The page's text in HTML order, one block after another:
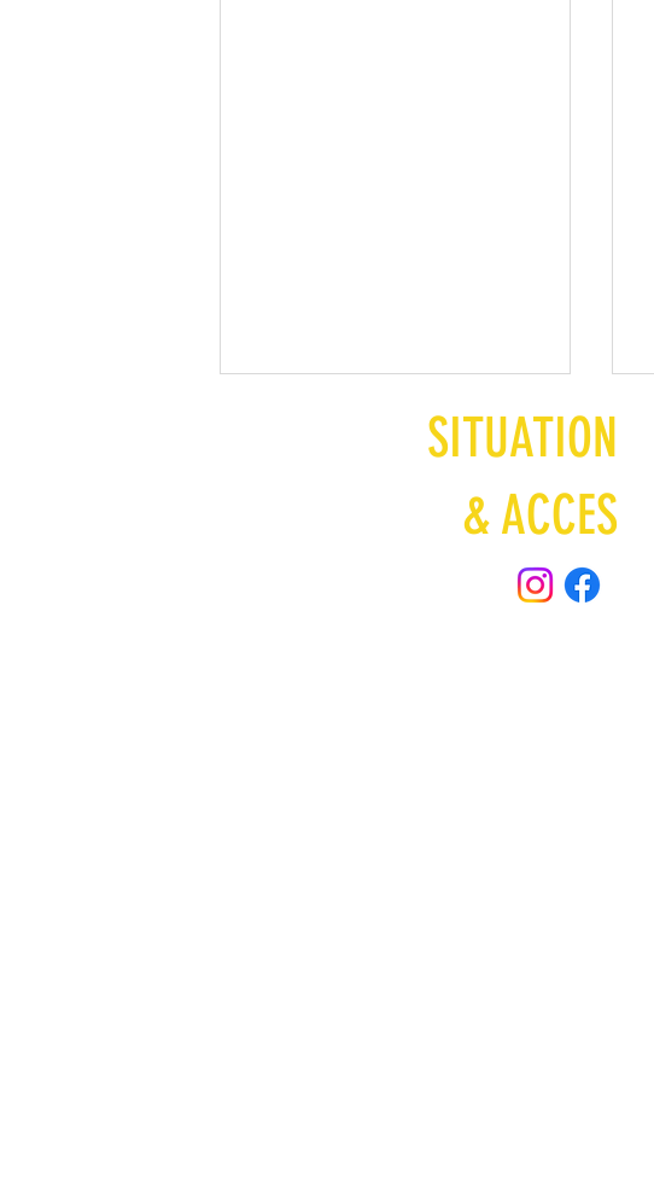
CAPEC / Recherche Innovation
Séminaire organisé en septembre 2025
par le service Communication. C'est
SITUATION
& ACCES